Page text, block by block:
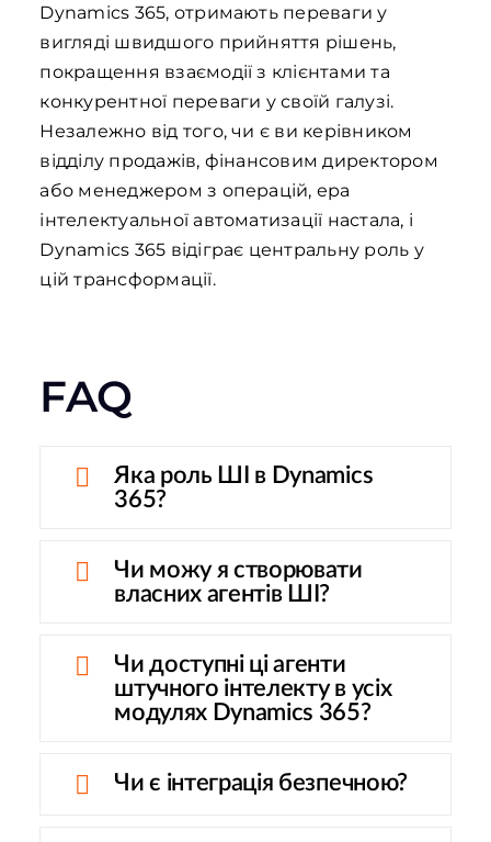
Dynamics 365, отримають переваги у
вигляді швидшого прийняття рішень,
покращення взаємодії з клієнтами та
конкурентної переваги у своїй галузі.
Незалежно від того, чи є ви керівником
відділу продажів, фінансовим директором
або менеджером з операцій, ера
інтелектуальної автоматизації настала, і
Dynamics 365 відіграє центральну роль у
цій трансформації.
FAQ
Яка роль ШІ в Dynamics
365?
Чи можу я створювати
власних агентів ШІ?
Чи доступні ці агенти
штучного інтелекту в усіх
модулях Dynamics 365?
Чи є інтеграція безпечною?